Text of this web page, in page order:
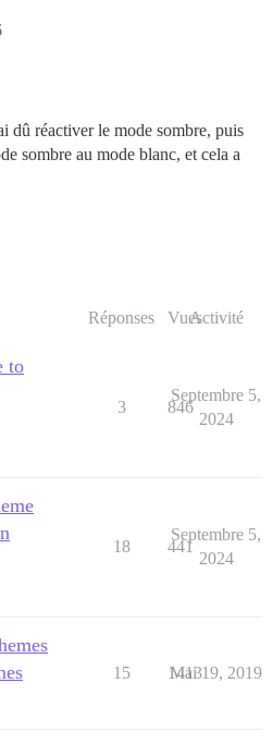
dû réactiver le mode sombre, puis
sombre au mode blanc, et cela a
Réponses VuesActivité
to
3 846
Septembre 5,
2024
18 441
Septembre 5,
2024
15 1413
Mai 19, 2019